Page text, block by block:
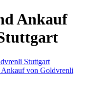
Ankauf
Stuttgart
von Goldvrenli